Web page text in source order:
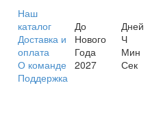
Наш
каталог
Доставка и
оплата
О команде
Поддержка
До
Нового
Года
2027
Дней
Ч
Мин
Сек